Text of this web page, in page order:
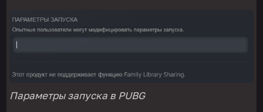
Параметры запуска в PUBG